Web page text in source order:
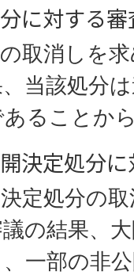
に対する
取消しを
当該処分
ることか
決定処分
定処分の
の結果、
一部の非